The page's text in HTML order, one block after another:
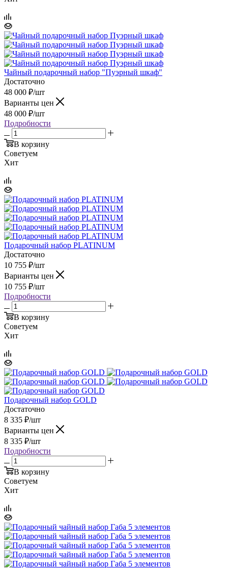
Чайный подарочный набор "Пуэрный шкаф"
Достаточно
48 000 ₽/шт
Варианты цен
48 000 ₽/шт
Подробности
В корзину
Советуем
Хит
Подарочный набор PLATINUM
Достаточно
10 755 ₽/шт
Варианты цен
10 755 ₽/шт
Подробности
В корзину
Советуем
Хит
Подарочный набор GOLD
Достаточно
8 335 ₽/шт
Варианты цен
8 335 ₽/шт
Подробности
В корзину
Советуем
Хит